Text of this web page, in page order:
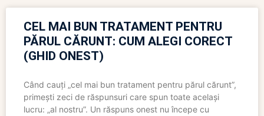
CEL MAI BUN TRATAMENT PENTRU
PĂRUL CĂRUNT: CUM ALEGI CORECT
(GHID ONEST)
Când cauți „cel mai bun tratament pentru părul cărunt”,
primești zeci de răspunsuri care spun toate același
lucru: „al nostru”. Un răspuns onest nu începe cu